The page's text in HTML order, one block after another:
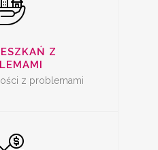
Z
z problemami
ZA